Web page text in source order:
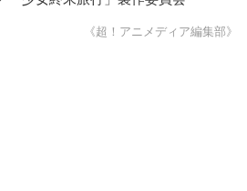
《超！アニメディア編集部》